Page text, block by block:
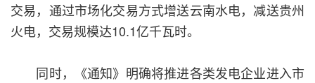
交易，通过市场化交易方式增送云南水电，减送贵州
火电，交易规模达10.1亿千瓦时。
同时，《通知》明确将推进各类发电企业进入市